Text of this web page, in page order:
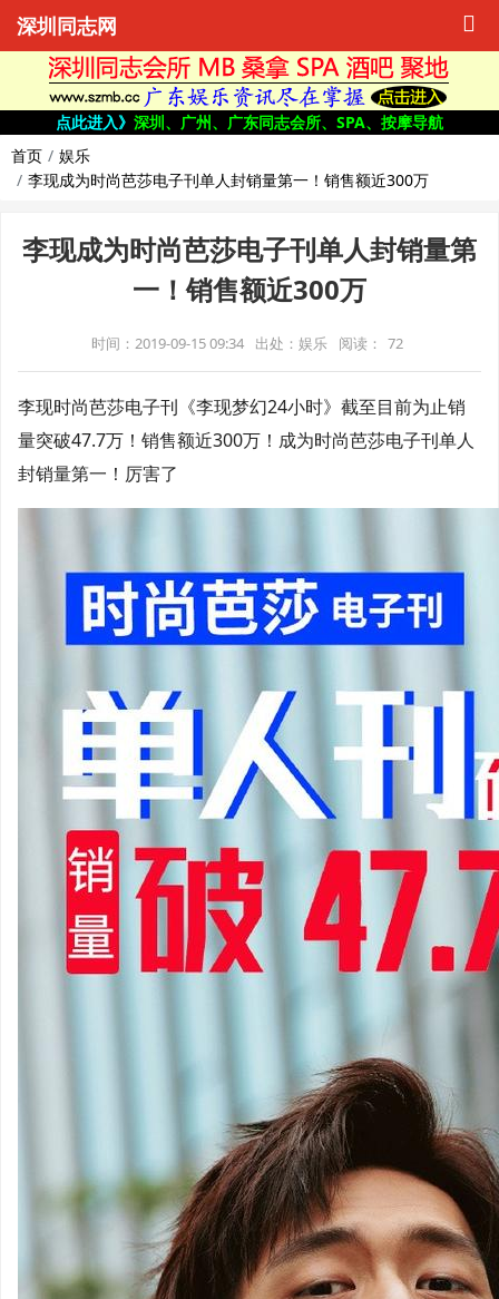
深圳同志网
点此进入》 深圳、广州、广东同志会所、SPA、按摩导航
首页
娱乐
李现成为时尚芭莎电子刊单人封销量第一！销售额近300万
李现成为时尚芭莎电子刊单人封销量第
一！销售额近300万
时间：2019-09-15 09:34 出处：娱乐 阅读： 72
李现时尚芭莎电子刊《李现梦幻24小时》截至目前为止销
量突破47.7万！销售额近300万！成为时尚芭莎电子刊单人
封销量第一！厉害了